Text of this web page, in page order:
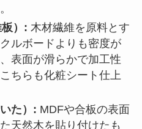
）: 木材繊維を原料とす
ルボードよりも密度が
表面が滑らかで加工性
ちらも化粧シート仕上
た）: MDFや合板の表面
天然木を貼り付けたも